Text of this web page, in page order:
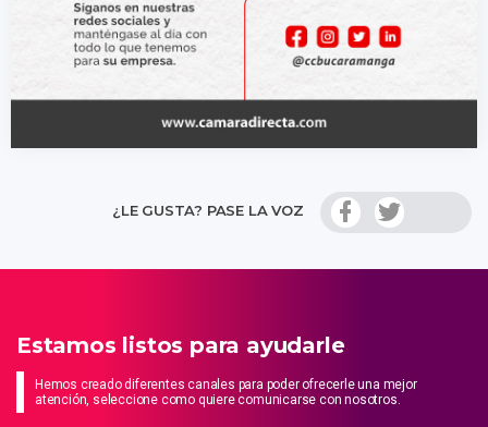
¿LE GUSTA? PASE LA VOZ
Estamos listos para ayudarle
Hemos creado diferentes canales para poder ofrecerle una mejor
atención, seleccione como quiere comunicarse con nosotros.